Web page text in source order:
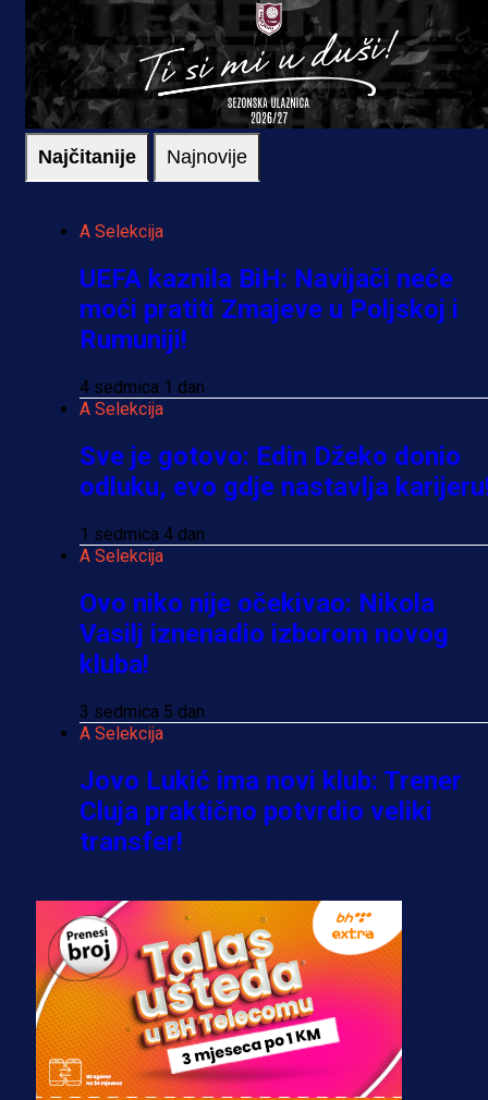
Najčitanije Najnovije
A Selekcija
UEFA kaznila BiH: Navijači neće
moći pratiti Zmajeve u Poljskoj i
Rumuniji!
4 sedmica 1 dan
A Selekcija
Sve je gotovo: Edin Džeko donio
odluku, evo gdje nastavlja
1 sedmica 4 dan
A Selekcija
Ovo niko nije očekivao: Nikola
Vasilj iznenadio izborom novog
kluba!
3 sedmica 5 dan
A Selekcija
Jovo Lukić ima novi klub: Trener
Cluja praktično potvrdio veliki
transfer!
A Selekcija
Stigla potvrda od predsjednika
kluba: Jovo Lukić uskoro pravi
transfer!?
3 sedmica 4 dan
A Selekcija